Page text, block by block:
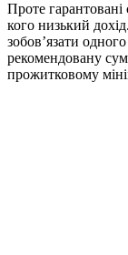
Проте
кого низький
зобов’язати
рекомендовану
прожитковому